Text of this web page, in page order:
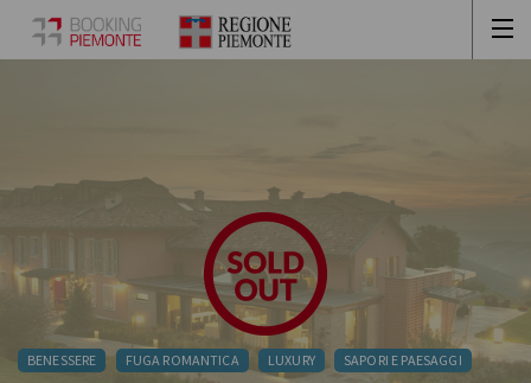
BENESSERE FUGA ROMANTICA LUXURY SAPORI E PAESAGGI